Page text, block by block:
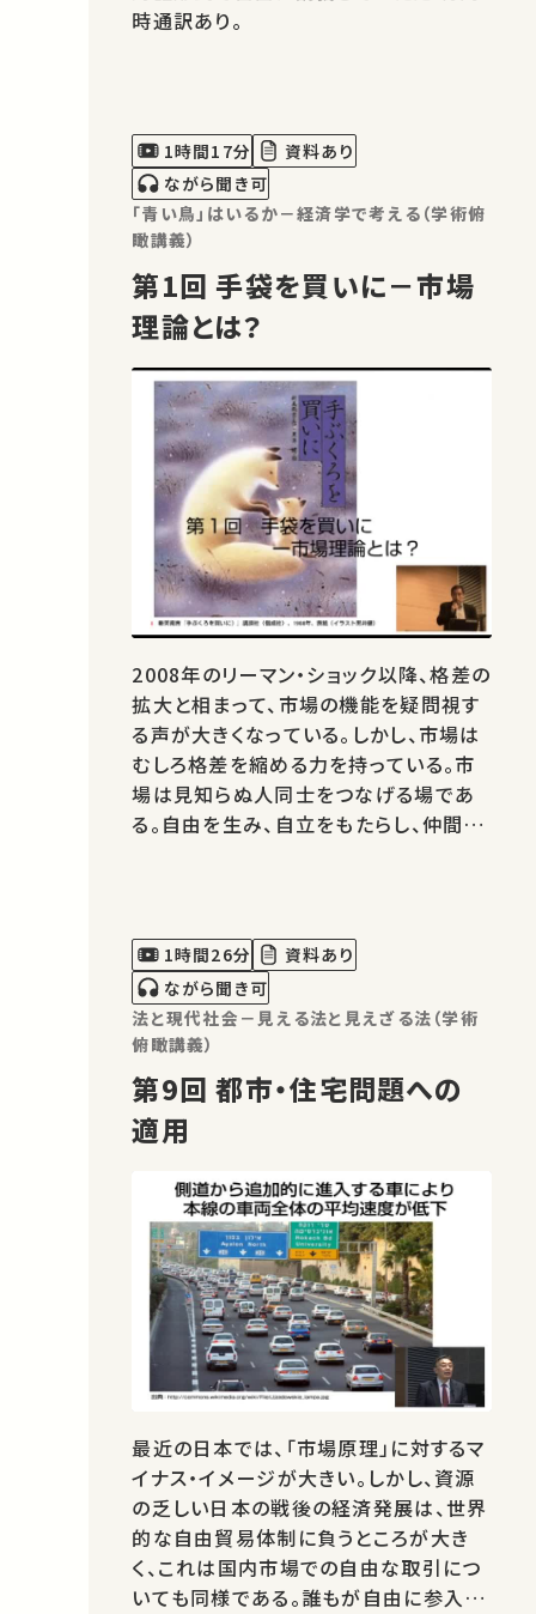
時通訳あり。
1時間17分
資料あり
ながら聞き可
「青い鳥」はいるか－経済学で考える（学術俯
瞰講義）
第1回 手袋を買いに－市場
理論とは？
2008年のリーマン・ショック以降、格差の
拡大と相まって、市場の機能を疑問視す
る声が大きくなっている。しかし、市場は
むしろ格差を縮める力を持っている。市
場は見知らぬ人同士をつなげる場であ
る。自由を生み、自立をもたらし、仲間内
1時間26分
資料あり
ながら聞き可
法と現代社会－見える法と見えざる法（学術
俯瞰講義）
第9回 都市・住宅問題への
適用
最近の日本では、「市場原理」に対するマ
イナス・イメージが大きい。しかし、資源
の乏しい日本の戦後の経済発展は、世界
的な自由貿易体制に負うところが大き
く、これは国内市場での自由な取引につ
いても同様である。誰もが自由に参入で